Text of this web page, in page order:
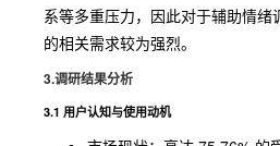
系等多重压力，因此对于辅助情
的相关需求较为强烈。
3.调研结果分析
3.1 用户认知与使用动机